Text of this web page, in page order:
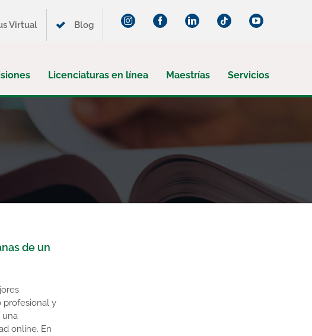
Virtual Blog Instagram FacebookLinkedIn Tiktok YouTube
Licenciaturas en línea Maestrías Servicios
de un
profesional y
una
online. En